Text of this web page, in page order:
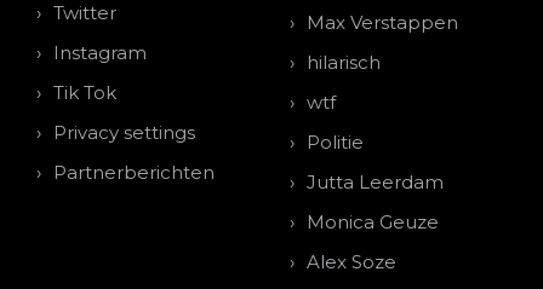
Twitter
Instagram
Tik Tok
Privacy settings
Partnerberichten
Max Verstappen
hilarisch
wtf
Politie
Jutta Leerdam
Monica Geuze
Alex Soze